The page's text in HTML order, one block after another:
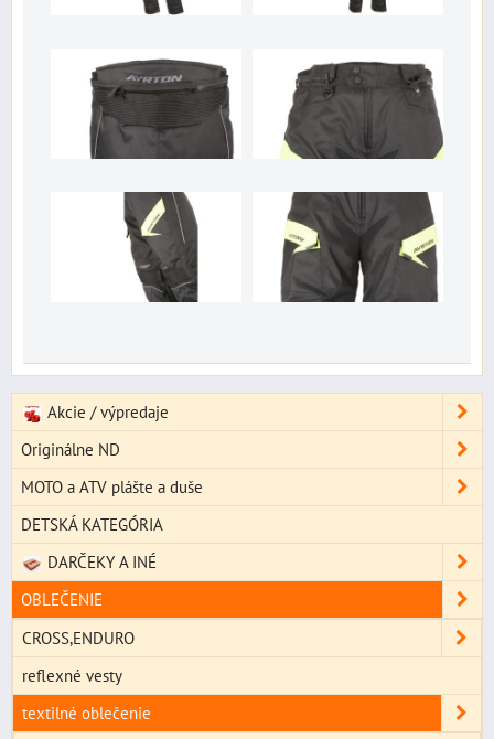
Akcie / výpredaje
Originálne ND
MOTO a ATV plášte a duše
DETSKÁ KATEGÓRIA
DARČEKY A INÉ
OBLEČENIE
CROSS,ENDURO
reflexné vesty
textilné oblečenie